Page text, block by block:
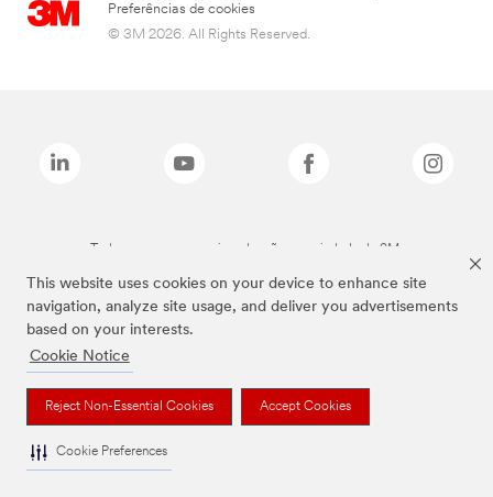
This website uses cookies on your device to enhance site
navigation, analyze site usage, and deliver you advertisements
based on your interests.
Cookie Notice
Reject Non-Essential Cookies Accept Cookies
Cookie Preferences
Preferências de cookies
© 3M 2026. All Rights Reserved.
Todas as marcas mencionadas são propriedade da 3M.